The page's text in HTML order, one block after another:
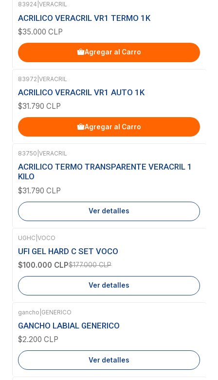
83924 VERACRIL
ACRILICO VERACRIL VR1 TERMO 1K
$35.000 CLP
Agregar al Carro
83972 VERACRIL
ACRILICO VERACRIL VR1 AUTO 1K
$31.790 CLP
Agregar al Carro
Agotado
83750 VERACRIL
ACRILICO TERMO TRANSPARENTE VERACRIL 1
KILO
$31.790 CLP
Ver detalles
-44% OFF
Agotado
UGHC VOCO
UFI GEL HARD C SET VOCO
$100.000 CLP$177.000 CLP
Ver detalles
Agotado
gancho GENERICO
GANCHO LABIAL GENERICO
$2.200 CLP
Ver detalles